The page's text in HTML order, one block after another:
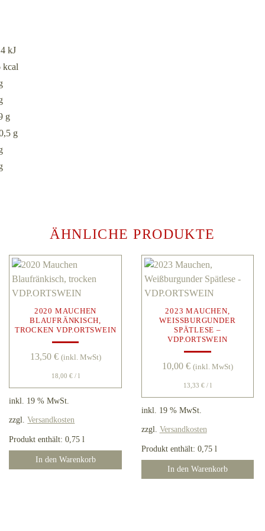
kJ
kcal
g
g
ÄHNLICHE PRODUKTE
2020 MAUCHEN
BLAUFRÄNKISCH,
TROCKEN VDP.ORTSWEIN
13,50 € (inkl. MwSt)
18,00 €/ l
inkl. 19 % MwSt.
zzgl.Versandkosten
Produkt enthält: 0,75l
In den Warenkorb
2023 MAUCHEN,
WEISSBURGUNDER S
PÄTLESE – V
DP.ORTSWEIN
10,00 € (inkl. MwSt)
13,33 €/ l
inkl. 19 % MwSt.
zzgl. Versandkosten
Produkt enthält: 0,75 l
In den Warenkorb